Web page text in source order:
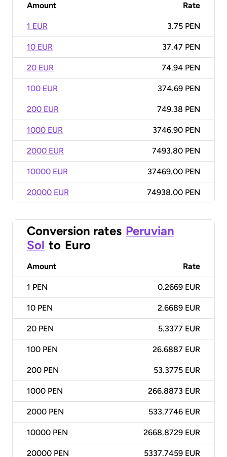
Amount Rate
1 EUR 3.75 PEN
10 EUR 37.47 PEN
20 EUR 74.94 PEN
100 EUR 374.69 PEN
200 EUR 749.38 PEN
1000 EUR 3746.90 PEN
2000 EUR 7493.80 PEN
10000 EUR 37469.00 PEN
20000 EUR 74938.00 PEN
Conversion rates Peruvian
Sol to Euro
Amount Rate
1 PEN 0.2669 EUR
10 PEN 2.6689 EUR
20 PEN 5.3377 EUR
100 PEN 26.6887 EUR
200 PEN 53.3775 EUR
1000 PEN 266.8873 EUR
2000 PEN 533.7746 EUR
10000 PEN 2668.8729 EUR
20000 PEN 5337.7459 EUR